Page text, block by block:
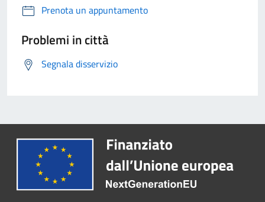
Prenota un appuntamento
Problemi in città
Segnala disservizio